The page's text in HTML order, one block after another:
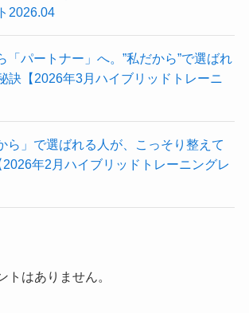
2026.04
「パートナー」へ。”私だから”で選ばれ
訣【2026年3月ハイブリッドトレーニ
ら」で選ばれる人が、こっそり整えて
年2月ハイブリッドトレーニングレ
トはありません。